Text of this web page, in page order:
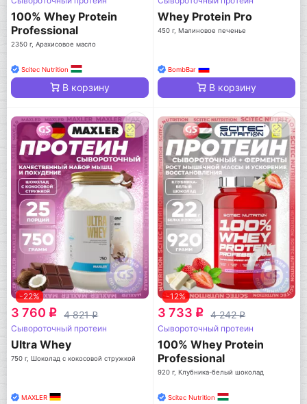
100% Whey Protein
Professional
2350 г, Арахисовое масло
Scitec Nutrition
В корзину
Whey Protein Pro
450 г, Малиновое печенье
BombBar
В корзину
-22%
3 760 q 4 821q
Сывороточный протеин
Ultra Whey
750 г, Шоколад с кокосовой стружкой
MAXLER
-12%
3 733 q 4 242q
Сывороточный протеин
100% Whey Protein
Professional
920 г, Клубника-белый шоколад
Scitec Nutrition